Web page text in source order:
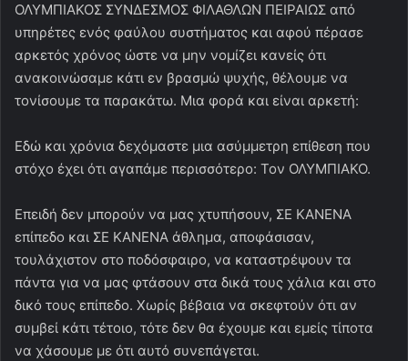
ΟΛΥΜΠΙΑΚΟΣ ΣΥΝΔΕΣΜΟΣ ΦΙΛΑΘΛΩΝ ΠΕΙΡΑΙΩΣ από
υπηρέτες ενός φαύλου συστήματος και αφού πέρασε
αρκετός χρόνος ώστε να μην νομίζει κανείς ότι
ανακοινώσαμε κάτι εν βρασμώ ψυχής, θέλουμε να
τονίσουμε τα παρακάτω. Μια φορά και είναι αρκετή:
Εδώ και χρόνια δεχόμαστε μια ασύμμετρη επίθεση που
στόχο έχει ότι αγαπάμε περισσότερο: Τον ΟΛΥΜΠΙΑΚΟ.
Επειδή δεν μπορούν να μας χτυπήσουν, ΣΕ ΚΑΝΕΝΑ
επίπεδο και ΣΕ ΚΑΝΕΝΑ άθλημα, αποφάσισαν,
τουλάχιστον στο ποδόσφαιρο, να καταστρέψουν τα
πάντα για να μας φτάσουν στα δικά τους χάλια και στο
δικό τους επίπεδο. Χωρίς βέβαια να σκεφτούν ότι αν
συμβεί κάτι τέτοιο, τότε δεν θα έχουμε και εμείς τίποτα
να χάσουμε με ότι αυτό συνεπάγεται.